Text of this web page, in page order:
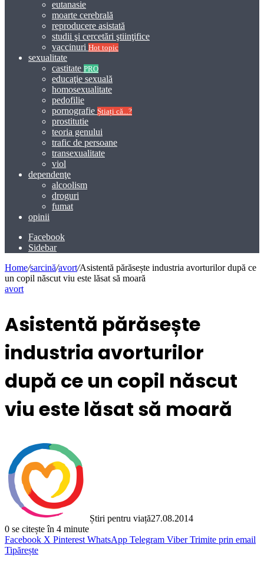
eutanasie
moarte cerebrală
reproducere asistată
studii şi cercetări ştiinţifice
vaccinuri Hot topic
sexualitate
castitate PRO
educaţie sexuală
homosexualitate
pedofilie
pornografie Știați că...?
prostitutie
teoria genului
trafic de persoane
transexualitate
viol
dependenţe
alcoolism
droguri
fumat
opinii
Facebook
Sidebar
Home/sarcină/avort/Asistentă părăsește industria avorturilor după ce
un copil născut viu este lăsat să moară
avort
Asistentă părăsește
industria avorturilor
după ce un copil născut
viu este lăsat să moară
Știri pentru viață27.08.2014
0 se citește în 4 minute
Facebook X Pinterest WhatsApp Telegram Viber Trimite prin email
Tipărește